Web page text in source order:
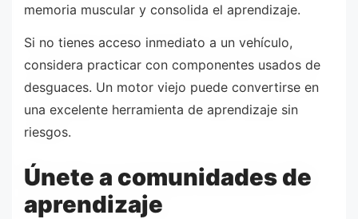
memoria muscular y consolida el aprendizaje.
Si no tienes acceso inmediato a un vehículo,
considera practicar con componentes usados de
desguaces. Un motor viejo puede convertirse en
una excelente herramienta de aprendizaje sin
riesgos.
Únete a comunidades de
aprendizaje